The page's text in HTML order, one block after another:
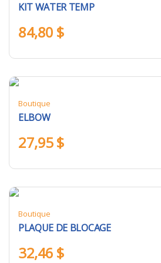
KIT WATER TEMP
84,80 $
Boutique
ELBOW
27,95$
Boutique
PLAQUE DE BLOCAGE
32,46 $